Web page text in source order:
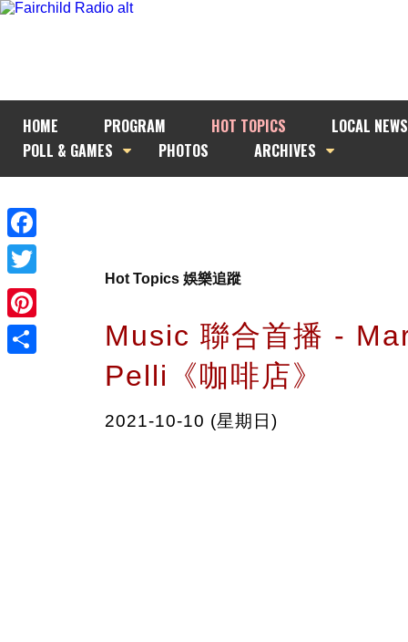
HOME PROGRAM HOT TOPICS
LOCAL NEWS
POLL & GAMES
PHOTOS ARCHIVES
Facebook
Twitter
Pinterest
Hot Topics 娛樂追蹤
Music 聯合首播 -
Pelli《咖啡店》
2021-10-10 (星期日)